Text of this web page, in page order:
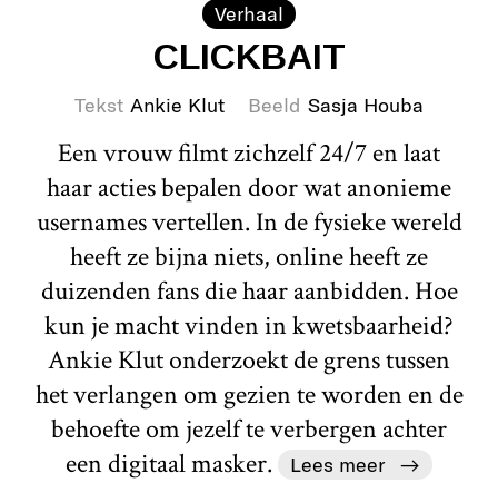
Verhaal
CLICKBAIT
Tekst Ankie Klut Beeld Sasja Houba
Een vrouw filmt zichzelf 24/7 en laat
haar acties bepalen door wat anonieme
usernames vertellen. In de fysieke wereld
heeft ze bijna niets, online heeft ze
duizenden fans die haar aanbidden. Hoe
kun je macht vinden in kwetsbaarheid?
Ankie Klut onderzoekt de grens tussen
het verlangen om gezien te worden en de
behoefte om jezelf te verbergen achter
een digitaal masker.
Lees meer